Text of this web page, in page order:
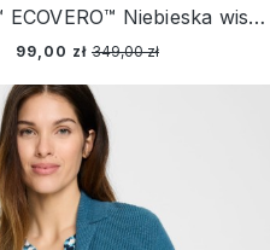
LENZING™ ECOVERO™ Niebieska wiskozowa bluzka damska Hannah z geometrycznym printem – Cosmic Chic
99,00 zł 349,00 zł